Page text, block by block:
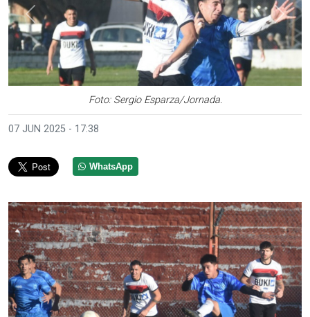
Foto: Sergio Esparza/Jornada.
Anterior
07 JUN 2025 - 17:38
WhatsApp